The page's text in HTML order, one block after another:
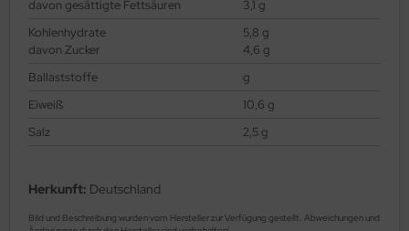
davon gesättigte Fettsäuren
3,1 g
Kohlenhydrate
davon Zucker
5,8 g
4,6 g
Ballaststoffe
g
Eiweiß
10,6 g
Salz
2,5 g
Herkunft: Deutschland
Bild und Beschreibung wurden vom Hersteller zur Verfügung gestellt. Abweichungen und